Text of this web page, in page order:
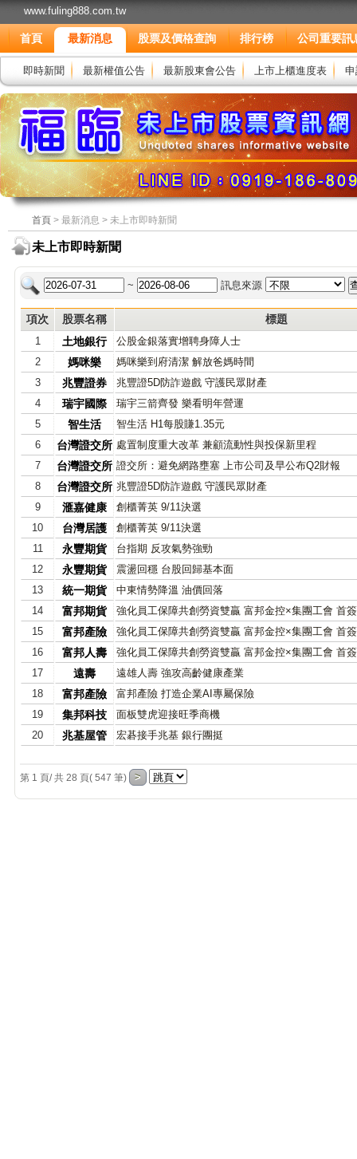
www.fuling888.com.tw
首頁 最新消息 股票及價格查詢 排行榜 公司重要訊
即時新聞 最新權值公告 最新股東會公告 上市上櫃進度表
首頁 > 最新消息 > 未上市即時新聞
未上市即時新聞
~ 訊息來源
項次 股票名稱 標題
1 土地銀行
公股金銀落實增聘身障人士
2
媽咪樂
媽咪樂到府清潔 解放爸媽時間
3
兆豐證券
兆豐證5D防詐遊戲 守護民眾財產
4
瑞宇國際
瑞宇三箭齊發 樂看明年營運
5
智生活
智生活 H1每股賺1.35元
6
台灣證交所 處置制度重大改革 兼顧流動性與投保新里程
7
台灣證交所 證交所：避免網路壅塞 上市公司及早公布Q2財報
8
台灣證交所 兆豐證5D防詐遊戲 守護民眾財產
9
滙嘉健康
創櫃菁英 9/11決選
10
台灣居護
創櫃菁英 9/11決選
11
永豐期貨
台指期 反攻氣勢強勁
12
永豐期貨
震盪回穩 台股回歸基本面
13
統一期貨
中東情勢降溫 油價回落
14
富邦期貨
強化員工保障共創勞資雙贏 富邦金控×集團工會 首
15
富邦產險
強化員工保障共創勞資雙贏 富邦金控×集團工會 首
16
富邦人壽
強化員工保障共創勞資雙贏 富邦金控×集團工會 首
17
遠壽
遠雄人壽 強攻高齡健康產業
18
富邦產險
富邦產險 打造企業AI專屬保險
19
集邦科技
面板雙虎迎接旺季商機
20
兆基屋管 宏碁接手兆基 銀行團挺
第 1 頁/ 共 28 頁( 547 筆)